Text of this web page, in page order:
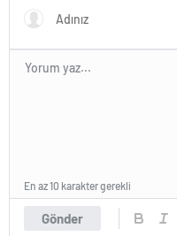
Gönder
En az 10 karakter gerekli